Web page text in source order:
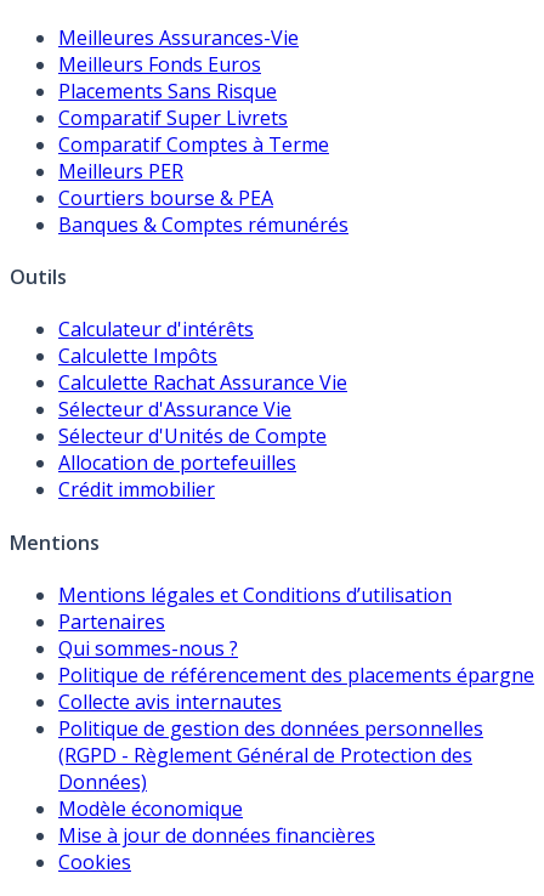
Meilleures Assurances-Vie
Meilleurs Fonds Euros
Placements Sans Risque
Comparatif Super Livrets
Comparatif Comptes à Terme
Meilleurs PER
Courtiers bourse & PEA
Banques & Comptes rémunérés
Outils
Calculateur d'intérêts
Calculette Impôts
Calculette Rachat Assurance Vie
Sélecteur d'Assurance Vie
Sélecteur d'Unités de Compte
Allocation de portefeuilles
Crédit immobilier
Mentions
Mentions légales et Conditions d’utilisation
Partenaires
Qui sommes-nous ?
Politique de référencement des placements épargne
Collecte avis internautes
Politique de gestion des données personnelles
(RGPD - Règlement Général de Protection des
Données)
Modèle économique
Mise à jour de données financières
Cookies